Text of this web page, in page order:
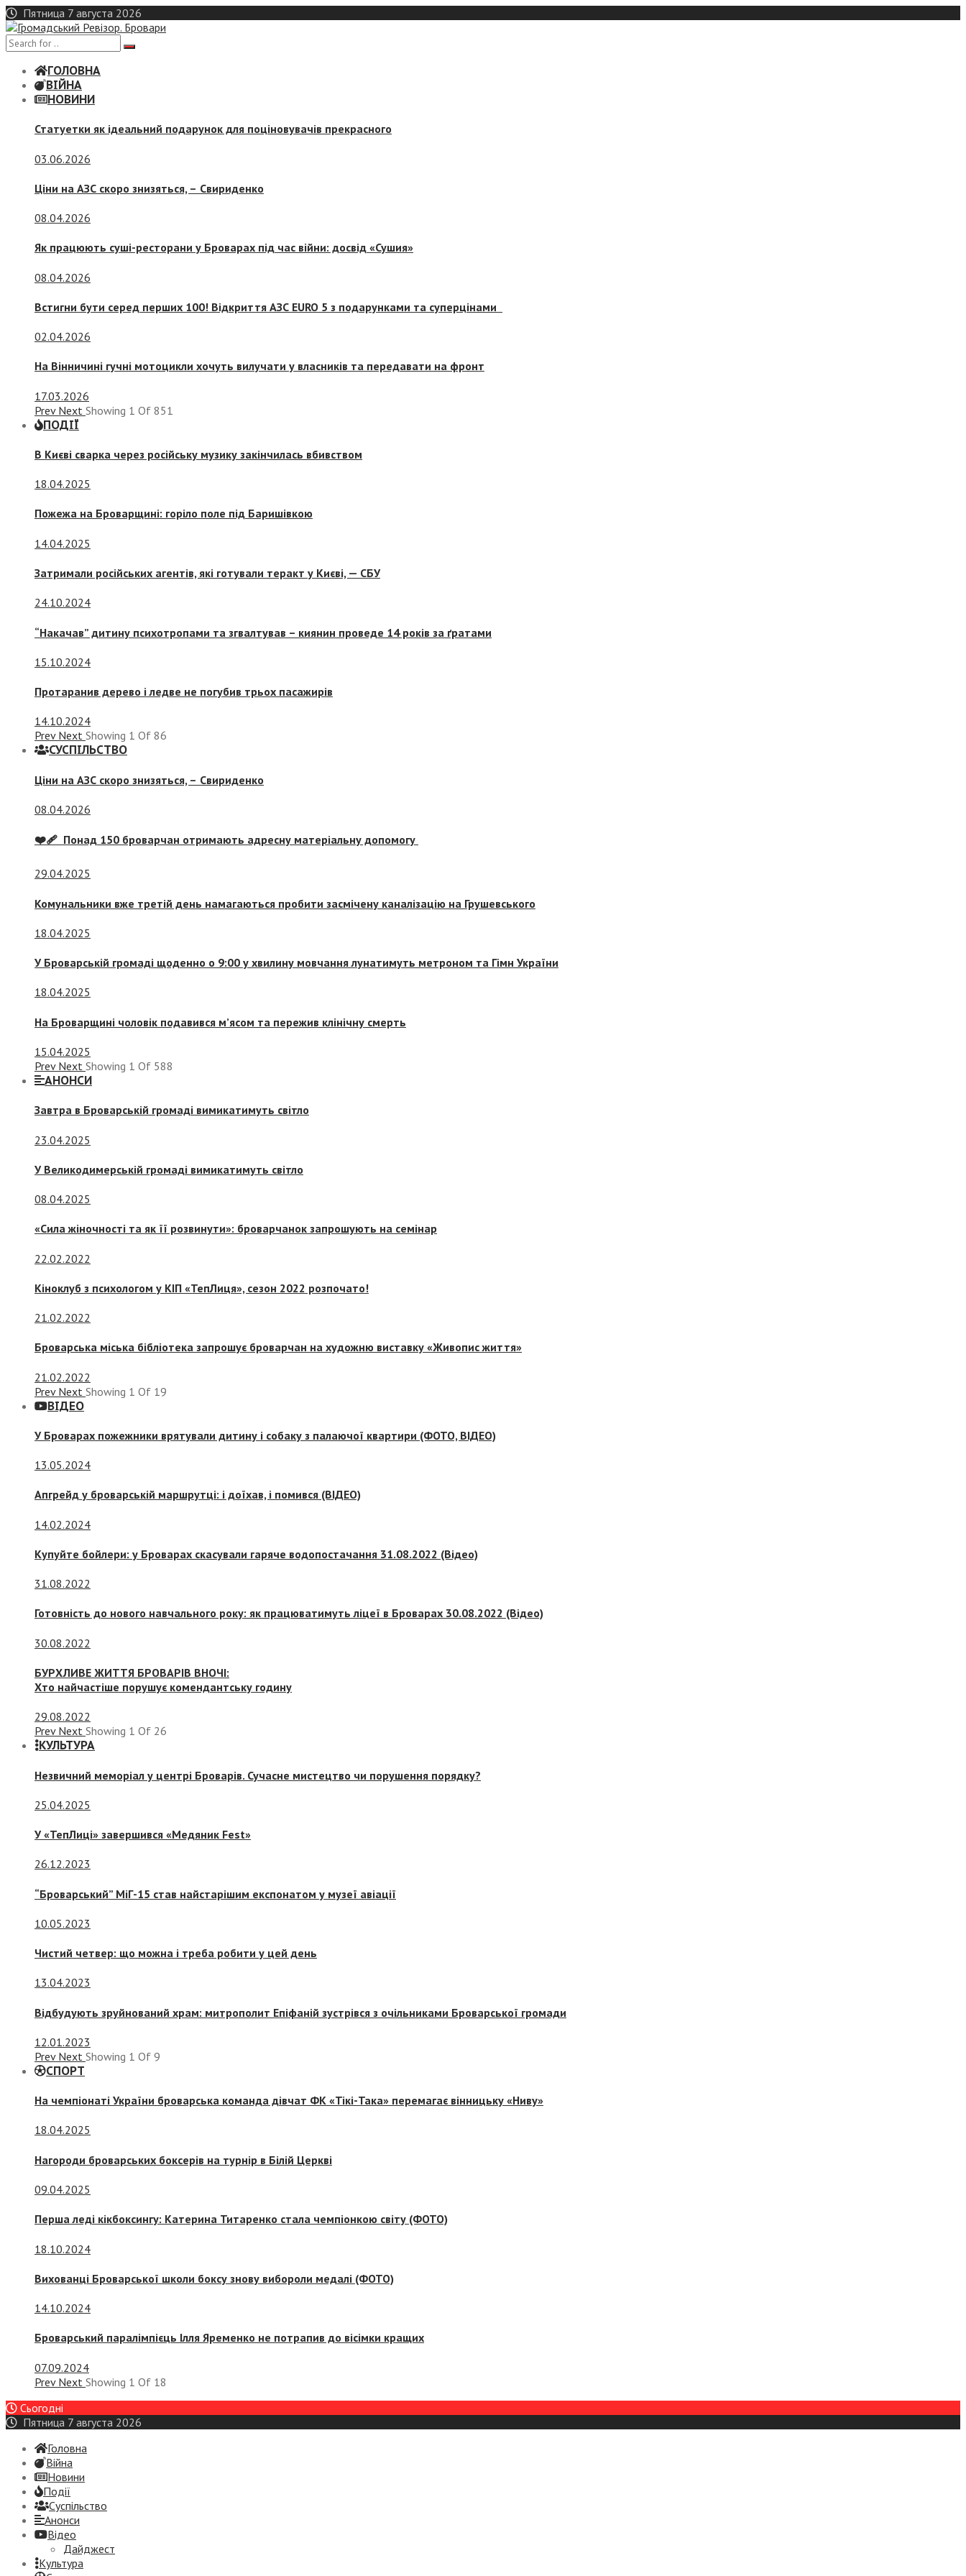
Skip
to
content
Пятница 7 августа 2026
ГОЛОВНА
ВІЙНА
НОВИНИ
Статуетки як ідеальний подарунок для поціновувачів прекрасного
03.06.2026
Ціни на АЗС скоро знизяться, – Свириденко
08.04.2026
Як працюють суші-ресторани у Броварах під час війни: досвід «Сушия»
08.04.2026
Встигни бути серед перших 100! Відкриття АЗС EURO 5 з подарунками та суперцінами
02.04.2026
На Вінничині гучні мотоцикли хочуть вилучати у власників та передавати на фронт
17.03.2026
Prev Next Showing 1 Of 851
ПОДІЇ
В Києві сварка через російську музику закінчилась вбивством
18.04.2025
Пожежа на Броварщині: горіло поле під Баришівкою
14.04.2025
Затримали російських агентів, які готували теракт у Києві, — СБУ
24.10.2024
“Накачав” дитину психотропами та згвалтував – киянин проведе 14 років за ґратами
15.10.2024
Протаранив дерево і ледве не погубив трьох пасажирів
14.10.2024
Prev Next Showing 1 Of 86
СУСПIЛЬСТВО
Ціни на АЗС скоро знизяться, – Свириденко
08.04.2026
❤️‍🩹 Понад 150 броварчан отримають адресну матеріальну допомогу
29.04.2025
Комунальники вже третій день намагаються пробити засмічену каналізацію на Грушевського
18.04.2025
У Броварській громаді щоденно о 9:00 у хвилину мовчання лунатимуть метроном та Гімн України
18.04.2025
На Броварщині чоловік подавився м’ясом та пережив клінічну смерть
15.04.2025
Prev Next Showing 1 Of 588
АНОНСИ
Завтра в Броварській громаді вимикатимуть світло
23.04.2025
У Великодимерській громаді вимикатимуть світло
08.04.2025
«Сила жіночності та як її розвинути»: броварчанок запрошують на семінар
22.02.2022
Кіноклуб з психологом у КІП «ТепЛиця», сезон 2022 розпочато!
21.02.2022
Броварська міська бібліотека запрошує броварчан на художню виставку «Живопис життя»
21.02.2022
Prev Next Showing 1 Of 19
ВІДЕО
У Броварах пожежники врятували дитину і собаку з палаючої квартири (ФОТО, ВІДЕО)
13.05.2024
Апгрейд у броварській маршрутці: і доїхав, і помився (ВІДЕО)
14.02.2024
Купуйте бойлери: у Броварах скасували гаряче водопостачання 31.08.2022 (Відео)
31.08.2022
Готовність до нового навчального року: як працюватимуть ліцеї в Броварах 30.08.2022 (Відео)
30.08.2022
БУРХЛИВЕ ЖИТТЯ БРОВАРІВ ВНОЧІ:
Хто найчастіше порушує комендантську годину
29.08.2022
Prev Next Showing 1 Of 26
КУЛЬТУРА
Незвичний меморіал у центрі Броварів. Сучасне мистецтво чи порушення порядку?
25.04.2025
У «ТепЛиці» завершився «Медяник Fest»
26.12.2023
“Броварський” МіГ-15 став найстарішим експонатом у музеї авіації
10.05.2023
Чистий четвер: що можна і треба робити у цей день
13.04.2023
Відбудують зруйнований храм: митрополит Епіфаній зустрівся з очільниками Броварської громади
12.01.2023
Prev Next Showing 1 Of 9
СПОРТ
На чемпіонаті України броварська команда дівчат ФК «Тікі-Така» перемагає вінницьку «Ниву»
18.04.2025
Нагороди броварських боксерів на турнір в Білій Церкві
09.04.2025
Перша леді кікбоксингу: Катерина Титаренко стала чемпіонкою світу (ФОТО)
18.10.2024
Вихованці Броварської школи боксу знову вибороли медалі (ФОТО)
14.10.2024
Броварський паралімпієць Ілля Яременко не потрапив до вісімки кращих
07.09.2024
Prev Next Showing 1 Of 18
Сьогодні
Пятница 7 августа 2026
Головна
Війна
Новини
Події
Суспiльство
Анонси
Відео
Дайджест
Культура